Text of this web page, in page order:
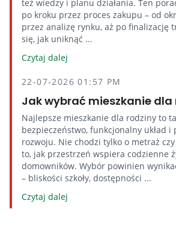
też wiedzy i planu działania. Ten
po kroku przez proces zakupu – od
przez analizę rynku, aż po finalizację
się, jak uniknąć ...
Czytaj dalej
22-07-2026 01:57 PM
Jak wybrać mieszkanie dla
Najlepsze mieszkanie dla rodziny to
bezpieczeństwo, funkcjonalny układ i
rozwoju. Nie chodzi tylko o metraż
to, jak przestrzeń wspiera codzienne
domowników. Wybór powinien
– bliskości szkoły, dostępności ...
Czytaj dalej